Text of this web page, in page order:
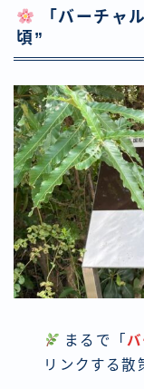
「バーチャ
頃”
まるで「
リンクする散